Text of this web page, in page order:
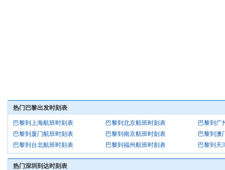
热门巴黎出发时刻表
巴黎到上海航班时刻表 巴黎到北京航班时刻表
巴黎到广
巴黎到厦门航班时刻表
巴黎到南京航班时刻表
巴黎到澳
巴黎到台北航班时刻表
巴黎到福州航班时刻表 巴黎到天
热门深圳到达时刻表